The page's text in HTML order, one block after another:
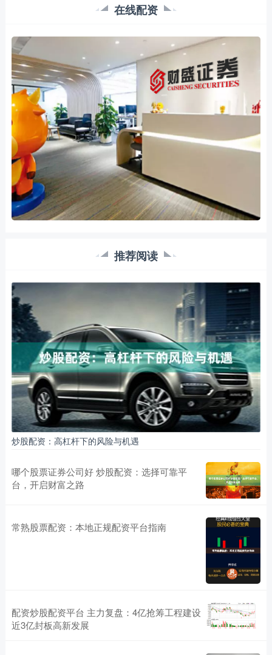
在线配资
推荐阅读
炒股配资：高杠杆下的风险与机遇
哪个股票证券公司好 炒股配资：选择可靠平
台，开启财富之路
常熟股票配资：本地正规配资平台指南
配资炒股配资平台 主力复盘：4亿抢筹工程建设
近3亿封板高新发展